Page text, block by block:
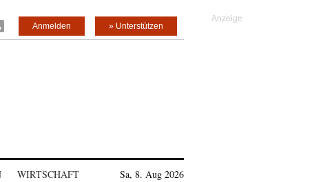
» Unterstützen
Anmelden
WIRTSCHAFT Sa, 8. Aug 2026